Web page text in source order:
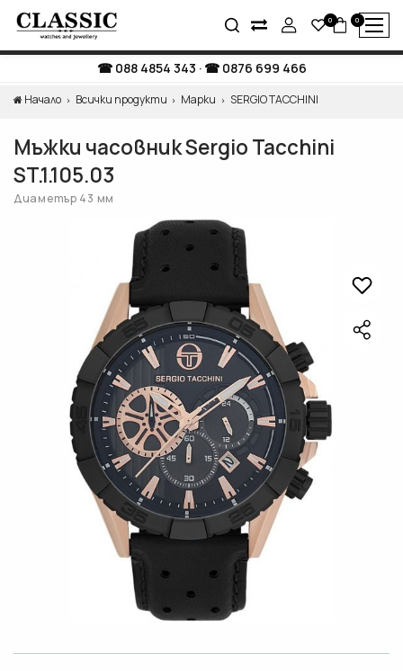
0 0
088 4854 343 · 0876 699 466
Начало Всички продукти Марки SERGIO TACCHINI
Мъжки часовник Sergio Tacchini
ST.1.105.03
Диаметър 43 мм